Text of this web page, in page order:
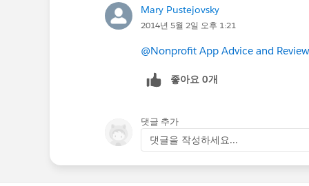
Mary Pustejovsky
2014년 5월 2일 오후 1:21
@Nonprofit App Advice and
좋아요 0개
댓글 추가
댓글을 작성하세요...